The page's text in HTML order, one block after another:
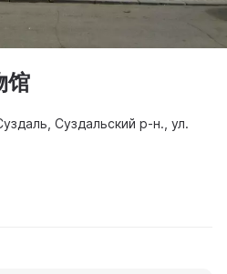
馆
Суздальский р-н., ул.